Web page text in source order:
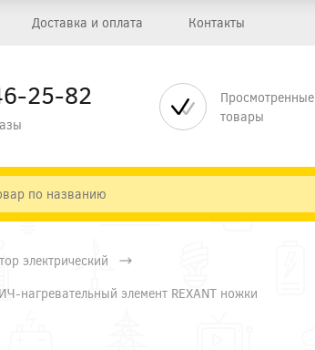
Доставка и оплата Контакты
25-82
Просмотренные
товары
электрический
нагревательный элемент REXANT ножки